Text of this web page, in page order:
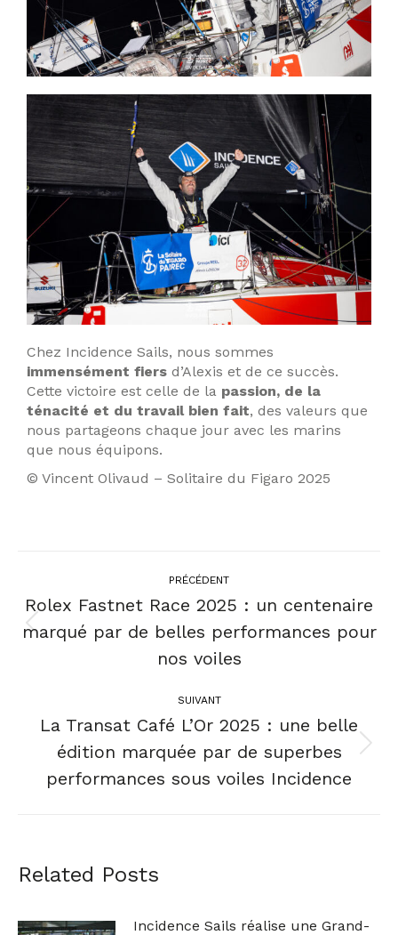
Chez Incidence Sails, nous sommes
immensément fiers d’Alexis et de ce succès.
Cette victoire est celle de la passion, de la
ténacité et du travail bien fait, des valeurs que
nous partageons chaque jour avec les marins
que nous équipons.
© Vincent Olivaud – Solitaire du Figaro 2025
PRÉCÉDENT
Rolex Fastnet Race 2025 : un centenaire
marqué par de belles performances pour
nos voiles
SUIVANT
La Transat Café L’Or 2025 : une belle
édition marquée par de superbes
performances sous voiles Incidence
Related Posts
Incidence Sails réalise une Grand-